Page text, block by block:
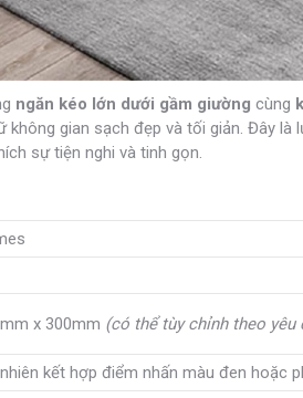
ngăn kéo lớn dưới gầm giường cùng
gian sạch đẹp và tối giản. Đây
sự tiện nghi và tinh gọn.
x 300mm (có thể tùy chỉnh theo yêu
kết hợp điểm nhấn màu đen hoặc